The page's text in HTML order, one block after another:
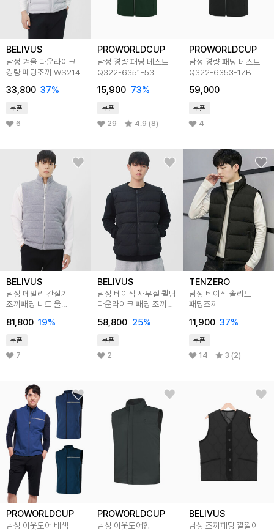
BELIVUS
남성 겨울 다운라이크
경량 패딩조끼 WS214
33,800 37%
쿠폰
6
PROWORLDCUP
남성 경량 패딩 베스트
Q322-6351-53
15,900 73%
쿠폰
29 4.9 (8)
PROWORLDCUP
남성 경량 패딩 베스트
Q322-6353-1ZB
59,000
쿠폰
4
BELIVUS
남성 데일리 간절기
조끼패딩 니트 울
아우터 BOBT041
81,800 19%
쿠폰
7
BELIVUS
남성 베이직 사무실 퀼팅
다운라이크 패딩 조끼
58,800 25%
쿠폰
2
TENZERO
남성 베이직 솔리드
패딩조끼
11,900 37%
쿠폰
14 3 (2)
PROWORLDCUP
남성 아웃도어 배색
PROWORLDCUP
남성 아웃도어형
BELIVUS
남성 조끼패딩 깔깔이